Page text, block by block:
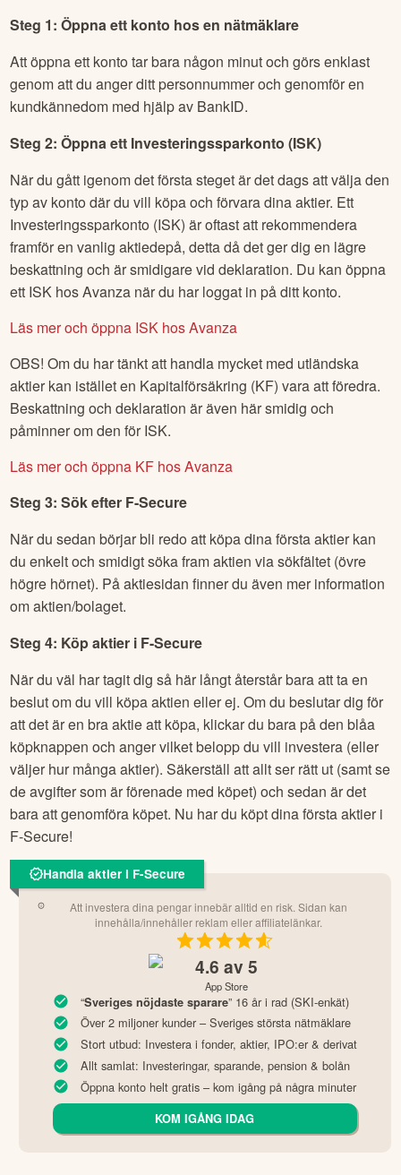
Steg 1: Öppna ett konto hos en nätmäklare
Att öppna ett konto tar bara någon minut och görs enklast
genom att du anger ditt personnummer och genomför en
kundkännedom med hjälp av BankID.
Steg 2: Öppna ett Investeringssparkonto (ISK)
När du gått igenom det första steget är det dags att välja den
typ av konto där du vill köpa och förvara dina aktier. Ett
Investeringssparkonto (ISK) är oftast att rekommendera
framför en vanlig aktiedepå, detta då det ger dig en lägre
beskattning och är smidigare vid deklaration. Du kan öppna
ett ISK hos Avanza när du har loggat in på ditt konto.
Läs mer och öppna ISK hos Avanza
OBS! Om du har tänkt att handla mycket med utländska
aktier kan istället en Kapitalförsäkring (KF) vara att föredra.
Beskattning och deklaration är även här smidig och
påminner om den för ISK.
Läs mer och öppna KF hos Avanza
Steg 3: Sök efter F-Secure
När du sedan börjar bli redo att köpa dina första aktier kan
du enkelt och smidigt söka fram aktien via sökfältet (övre
högre hörnet). På aktiesidan finner du även mer information
om aktien/bolaget.
Steg 4: Köp aktier i F-Secure
När du väl har tagit dig så här långt återstår bara att ta en
beslut om du vill köpa aktien eller ej. Om du beslutar dig för
att det är en bra aktie att köpa, klickar du bara på den blåa
köpknappen och anger vilket belopp du vill investera (eller
väljer hur många aktier). Säkerställ att allt ser rätt ut (samt se
de avgifter som är förenade med köpet) och sedan är det
bara att genomföra köpet. Nu har du köpt dina första aktier i
F-Secure!
Handla aktier i F-Secure
Att investera dina pengar innebär alltid en risk. Sidan kan
innehålla/innehåller reklam eller affiliatelänkar.
4.6 av 5
App Store
“Sveriges nöjdaste sparare” 16 år i rad (SKI-enkät)
Över 2 miljoner kunder – Sveriges största nätmäklare
Stort utbud: Investera i fonder, aktier, IPO:er & derivat
Allt samlat: Investeringar, sparande, pension & bolån
Öppna konto helt gratis – kom igång på några minuter
KOM IGÅNG IDAG